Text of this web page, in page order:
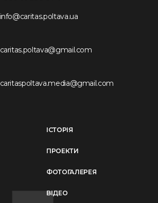
info@caritas.poltava.ua
caritas.poltava@gmail.com
caritaspoltava.media@gmail.com
ІСТОРІЯ
ПРОЕКТИ
ФОТОГАЛЕРЕЯ
ВІДЕО